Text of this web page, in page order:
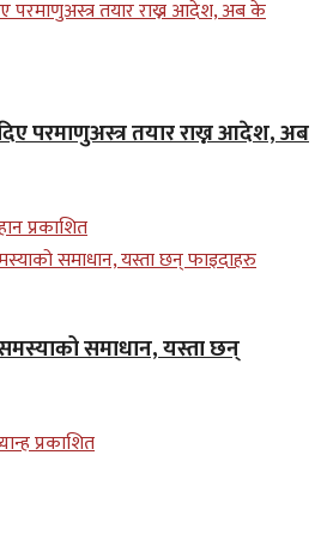
परमाणुअस्त्र तयार राख्न आदेश, अब
प्रकाशित
समाधान, यस्ता छन्
प्रकाशित